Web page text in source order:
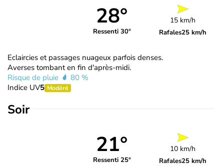
28°
Ressenti 30°
15 km/h
Rafales25 km/h
Eclaircies et passages nuageux parfois denses.
Averses tombant en fin d'après-midi.
Risque de pluie
80 %
Indice UV5 Modéré
Soir
21°
Ressenti 25°
10 km/h
Rafales25 km/h